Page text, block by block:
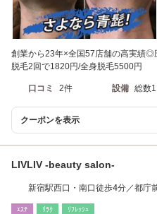
創業から23年×全国57店舗の高実績
脱毛2回で1820円/全身脱毛5500円
口コミ 2件 設備 総数1
クーポンを表示
LIVLIV -beauty salon-
新宿駅西口・南口徒歩4分／都庁
ｴｽﾃ ﾘﾗｸ ﾘﾌﾚｯｼｭ